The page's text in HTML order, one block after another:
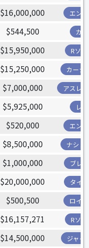
$16,000,000 エン
$544,500 カ
$15,950,000 Rソ
$15,250,000 カージ
$7,000,000 アスレ
$5,925,000 レ
$520,000 エン
$8,500,000 ナショ
$1,000,000 ブレ
$20,000,000 タイ
$500,500 ロイ
$16,157,271 Rソ
$14,500,000 ジャイ